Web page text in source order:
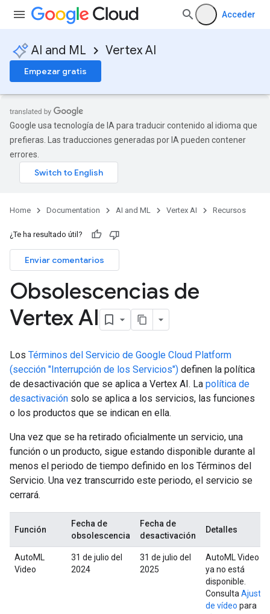
Acceder
AI and ML Vertex AI
Empezar gratis
Google usa tecnología de IA para traducir contenido al idioma que
prefieras. Las traducciones generadas por IA pueden contener
errores.
Home Documentation AI and ML Vertex AI Recursos
¿Te ha resultado útil?
Enviar comentarios
Obsolescencias de
Vertex AI
Los Términos del Servicio de Google Cloud Platform
(sección "Interrupción de los Servicios") definen la política
de desactivación que se aplica a Vertex AI. La política de
desactivación solo se aplica a los servicios, las funciones
o los productos que se indican en ella.
Una vez que se ha retirado oficialmente un servicio, una
función o un producto, sigue estando disponible durante al
menos el periodo de tiempo definido en los Términos del
Servicio. Una vez transcurrido este periodo, el servicio se
cerrará.
Función
Fecha de
obsolescencia
Fecha de
desactivación
Detalles
AutoML
Video
31 de julio del
2024
31 de julio del
2025
AutoML Video
ya no está
disponible.
Consulta Ajuste
de vídeo para